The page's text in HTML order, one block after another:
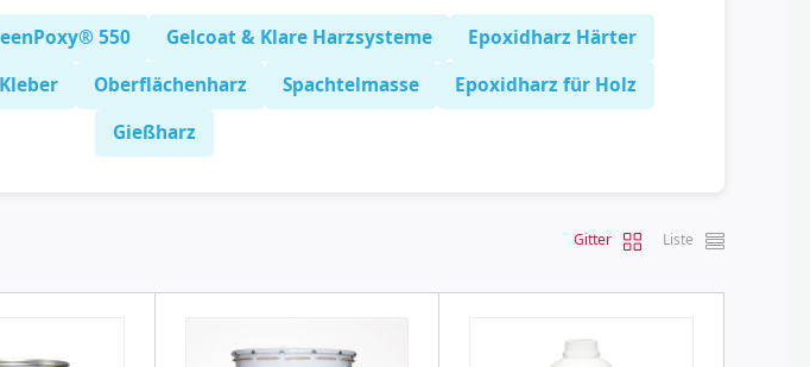
550 Gelcoat & Klare Harzsysteme
Epoxidharz Härter
Oberflächenharz Spachtelmasse
Epoxidharz für Holz
Gießharz
Gitter Liste